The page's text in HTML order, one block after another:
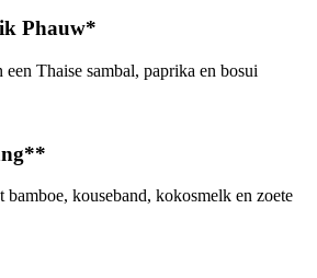
Phauw*
Thaise sambal, paprika en bosui
bamboe, kouseband, kokosmelk en zoete